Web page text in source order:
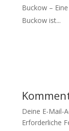
Buckow –
Buckow ist...
Deine E-Mail-
Erforderliche